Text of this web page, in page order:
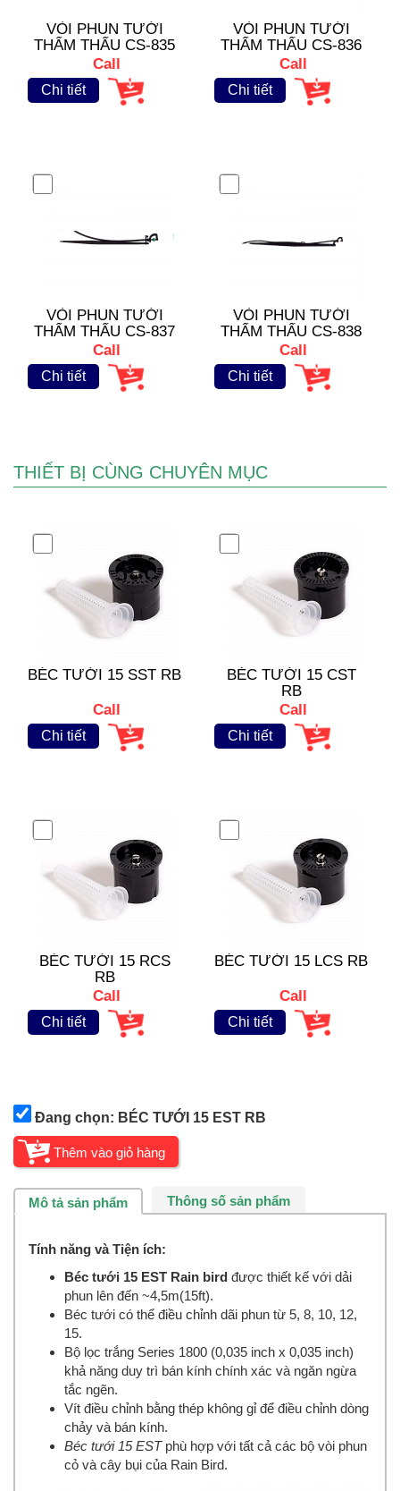
VÒI PHUN TƯỚI
THẨM THẤU CS-835
Call
Chi tiết
VÒI PHUN TƯỚI
THẨM THẤU CS-836
Call
Chi tiết
VÒI PHUN TƯỚI
THẨM THẤU CS-837
Call
Chi tiết
VÒI PHUN TƯỚI
THẨM THẤU CS-838
Call
Chi tiết
THIẾT BỊ CÙNG CHUYÊN MỤC
BÉC TƯỚI 15 SST RB
Call
Chi tiết
BÉC TƯỚI 15 CST
RB
Call
Chi tiết
BÉC TƯỚI 15 RCS
RB
Call
Chi tiết
BÉC TƯỚI 15 LCS RB
Call
Chi tiết
Đang chọn: BÉC TƯỚI 15 EST RB
Mô tả sản phẩm Thông số sản phẩm
Tính năng và Tiện ích:
Béc tưới 15 EST Rain bird được thiết kế với dải
phun lên đến ~4,5m(15ft).
Béc tưới có thể điều chỉnh dãi phun từ 5, 8, 10, 12,
15.
Bộ lọc trắng Series 1800 (0,035 inch x 0,035 inch)
khả năng duy trì bán kính chính xác và ngăn ngừa
tắc ngẽn.
Vít điều chỉnh bằng thép không gỉ để điều chỉnh dòng
chảy và bán kính.
Béc tưới 15 ESTphù hợp với tất cả các bộ vòi phun
cỏ và cây bụi của Rain Bird.